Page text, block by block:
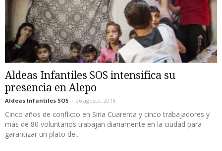
Aldeas Infantiles SOS intensifica su
presencia en Alepo
Aldeas Infantiles SOS - 26 agosto, 2016
Cinco años de conflicto en Siria Cuarenta y cinco trabajadores y
más de 80 voluntarios trabajan diariamente en la ciudad para
garantizar un plato de...